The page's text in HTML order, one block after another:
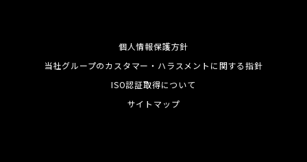
個人情報保護方針
当社グループのカスタマー・ハラスメントに関する指針
ISO認証取得について
サイトマップ